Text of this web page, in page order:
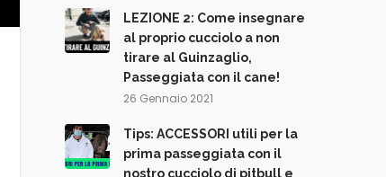
LEZIONE 2: Come insegnare
al proprio cucciolo a non
tirare al Guinzaglio,
Passeggiata con il cane!
26 Gennaio 2021
Tips: ACCESSORI utili per la
prima passeggiata con il
nostro cucciolo di pitbull e